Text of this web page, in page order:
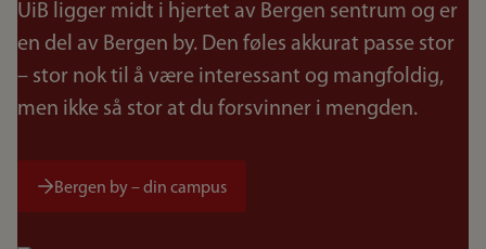
UiB ligger midt i hjertet av Bergen sentrum og er
en del av Bergen by. Den føles akkurat passe stor
– stor nok til å være interessant og mangfoldig,
men ikke så stor at du forsvinner i mengden.
Bergen by – din campus